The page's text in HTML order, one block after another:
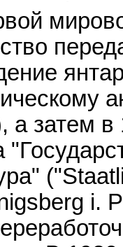
а затем в
i.